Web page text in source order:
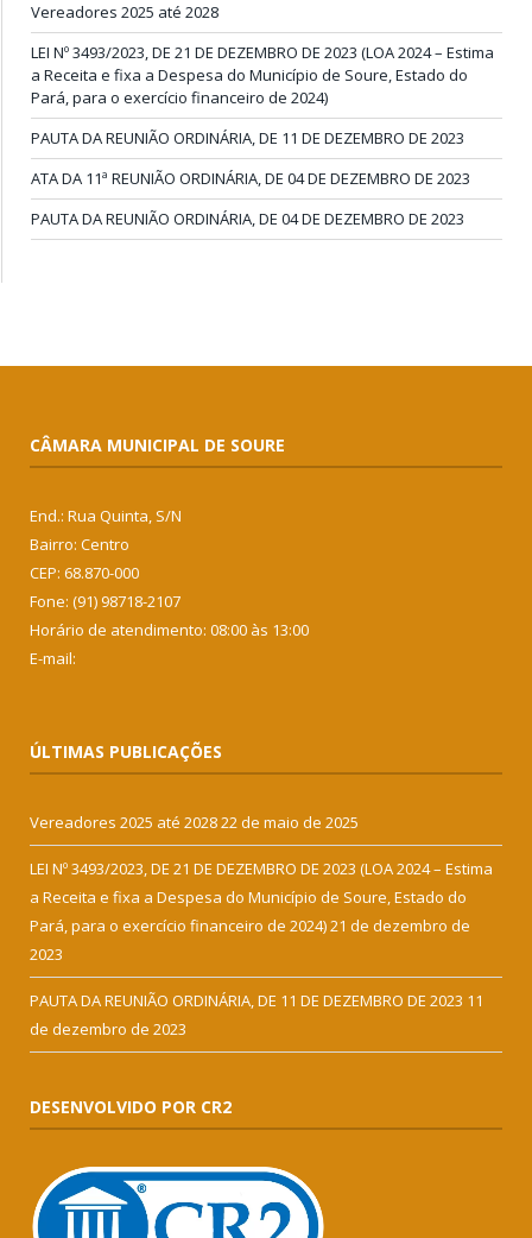
Vereadores 2025 até 2028
LEI Nº 3493/2023, DE 21 DE DEZEMBRO DE 2023 (LOA 2024 – Estima
a Receita e fixa a Despesa do Município de Soure, Estado do
Pará, para o exercício financeiro de 2024)
PAUTA DA REUNIÃO ORDINÁRIA, DE 11 DE DEZEMBRO DE 2023
ATA DA 11ª REUNIÃO ORDINÁRIA, DE 04 DE DEZEMBRO DE 2023
PAUTA DA REUNIÃO ORDINÁRIA, DE 04 DE DEZEMBRO DE 2023
CÂMARA MUNICIPAL DE SOURE
End.: Rua Quinta, S/N
Bairro: Centro
CEP: 68.870-000
Fone: (91) 98718-2107
Horário de atendimento: 08:00 às 13:00
E-mail:
ÚLTIMAS PUBLICAÇÕES
Vereadores 2025 até 202822 de maio de 2025
LEI Nº 3493/2023, DE 21 DE DEZEMBRO DE 2023 (LOA 2024 – Estima
a Receita e fixa a Despesa do Município de Soure, Estado do
Pará, para o exercício financeiro de 2024)21 de dezembro de
2023
PAUTA DA REUNIÃO ORDINÁRIA, DE 11 DE DEZEMBRO DE 2023 11
de dezembro de 2023
DESENVOLVIDO POR CR2